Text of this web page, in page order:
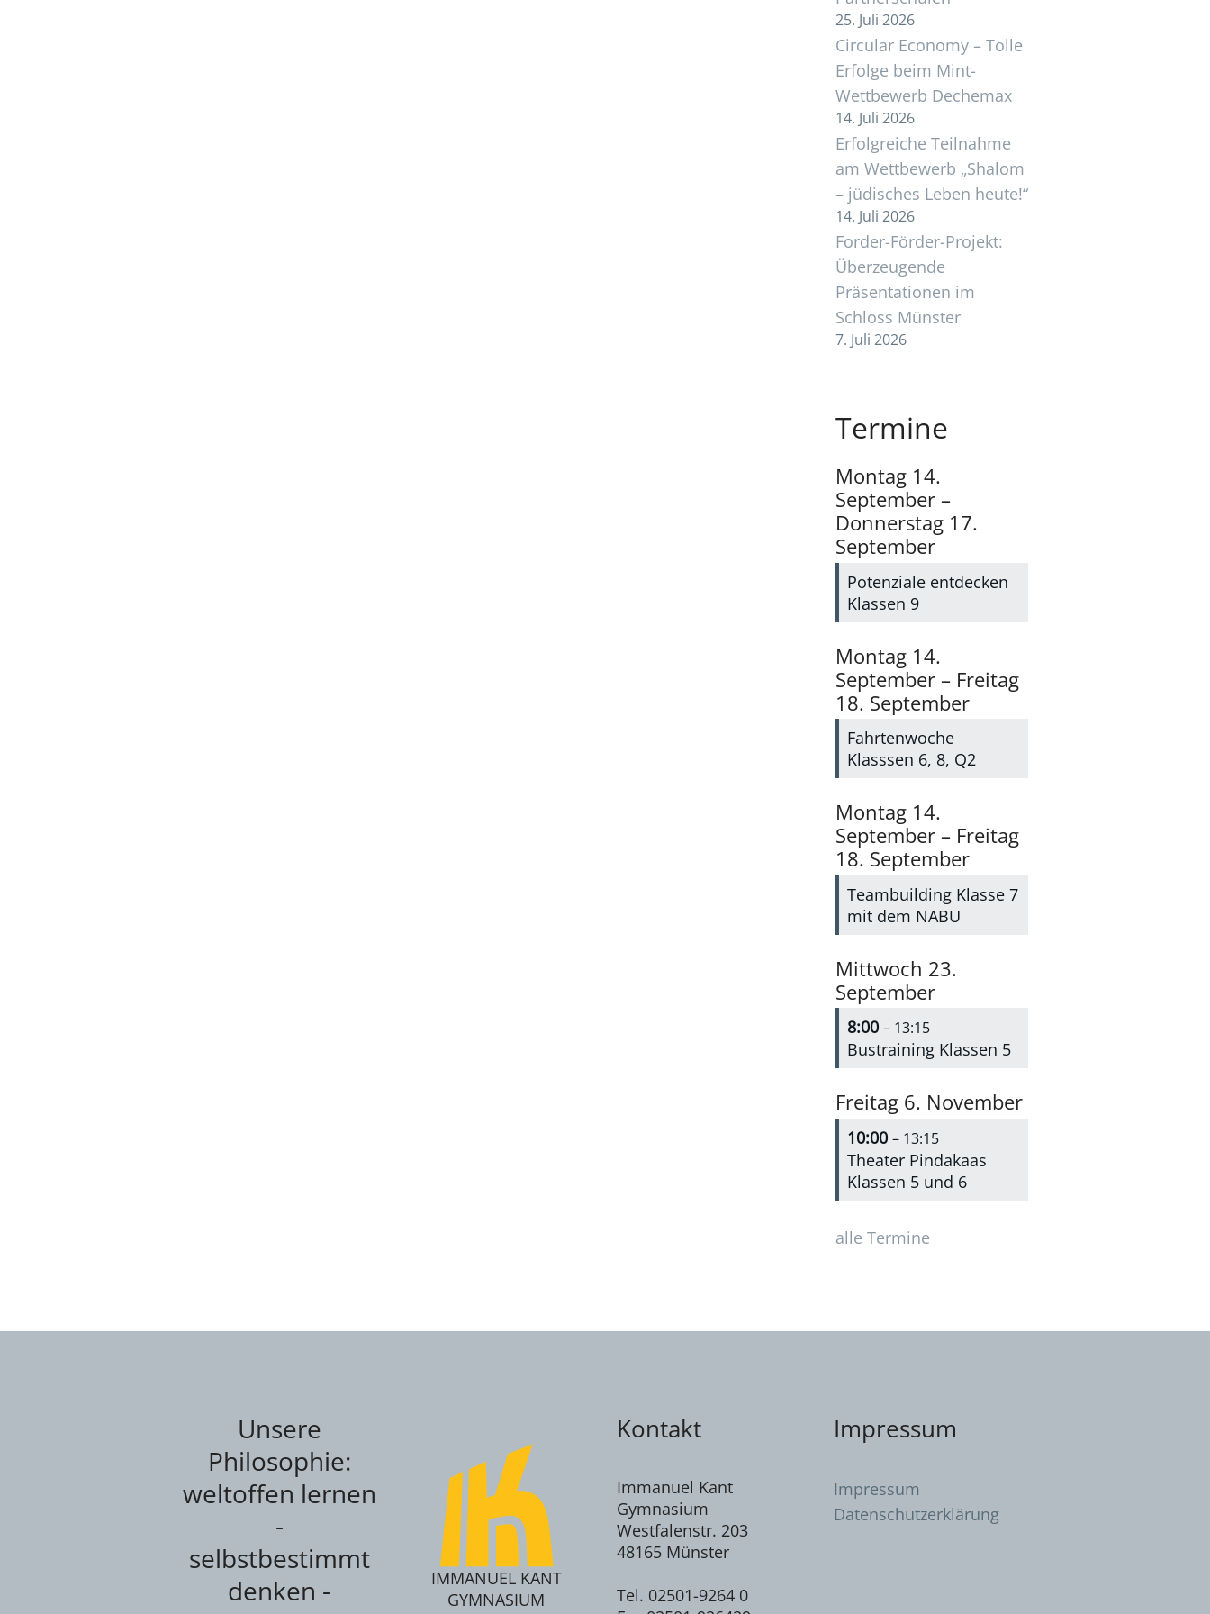
25. Juli 2026
Circular Economy – Tolle
Erfolge beim Mint-
Wettbewerb Dechemax
14. Juli 2026
Erfolgreiche Teilnahme
am Wettbewerb „Shalom
– jüdisches Leben heute!“
14. Juli 2026
Forder-Förder-Projekt:
Überzeugende
Präsentationen im
Schloss Münster
7. Juli 2026
Termine
Montag 14.
September–
Donnerstag 17.
September
Potenziale entdecken
Klassen 9
Montag 14.
September– Freitag
18. September
Fahrtenwoche
Klasssen 6, 8, Q2
Montag 14.
September– Freitag
18. September
Teambuilding Klasse 7
mit dem NABU
Mittwoch 23.
September
8:00– 13:15
Bustraining Klassen 5
Freitag 6. November
10:00– 13:15
Theater Pindakaas
Klassen 5 und 6
alle Termine
Unsere
Philosophie:
weltoffen lernen
-
selbstbestimmt
denken -
IMMANUEL KANT
GYMNASIUM
Kontakt
Immanuel Kant
Gymnasium
Westfalenstr. 203
48165 Münster
Tel. 02501-9264 0
Impressum
Impressum
Datenschutzerklärung